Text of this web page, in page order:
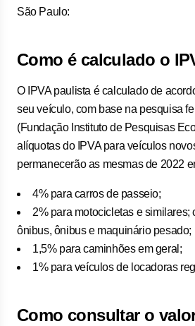
São Paulo:
Como é calculado o
O IPVA paulista é calculado de
seu veículo, com base na pesquisa
(Fundação Instituto de Pesquisas
alíquotas do IPVA para veículos
permanecerão as mesmas de 2022
4% para carros de passeio;
2% para motocicletas e similares;
ônibus, ônibus e maquinário pesado;
1,5% para caminhões em geral;
1% para veículos de locadoras
Como consultar o